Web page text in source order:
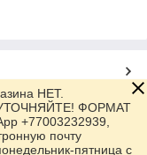
НЕТ.
ФОРМАТ
+77003232939,
почту
пятница с